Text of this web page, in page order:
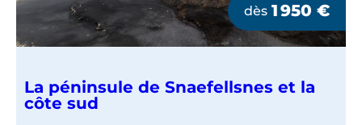
dès 1 950 €
La péninsule de Snaefellsnes et la
côte sud